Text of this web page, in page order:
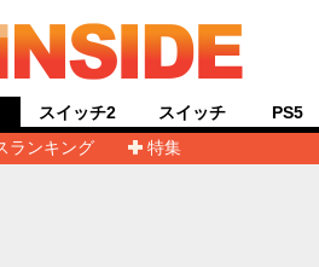
ランキング
特集
スイッチ2 スイッチ PS5